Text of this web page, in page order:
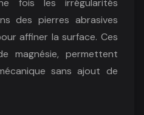
fois les irrégularités
des pierres abrasives
affiner la surface. Ces
magnésie, permettent
sans ajout de